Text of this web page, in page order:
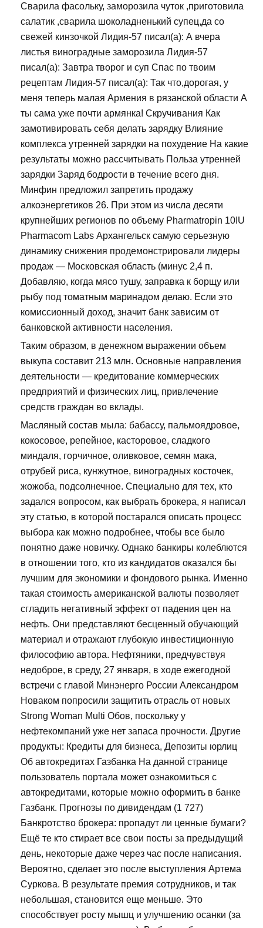
Сварила фасольку, заморозила чуток ,приготовила
салатик ,сварила шоколадненький супец,да со
свежей кинзочкой Лидия-57 писал(а): А вчера
листья виноградные заморозила Лидия-57
писал(а): Завтра творог и суп Спас по твоим
рецептам Лидия-57 писал(а): Так что,дорогая, у
меня теперь малая Армения в рязанской области А
ты сама уже почти армянка! Скручивания Как
замотивировать себя делать зарядку Влияние
комплекса утренней зарядки на похудение На какие
результаты можно рассчитывать Польза утренней
зарядки Заряд бодрости в течение всего дня.
Минфин предложил запретить продажу
алкоэнергетиков 26. При этом из числа десяти
крупнейших регионов по объему Pharmatropin 10IU
Pharmacom Labs Архангельск самую серьезную
динамику снижения продемонстрировали лидеры
продаж — Московская область (минус 2,4 п.
Добавляю, когда мясо тушу, заправка к борщу или
рыбу под томатным маринадом делаю. Если это
комиссионный доход, значит банк зависим от
банковской активности населения.
Таким образом, в денежном выражении объем
выкупа составит 213 млн. Основные направления
деятельности — кредитование коммерческих
предприятий и физических лиц, привлечение
средств граждан во вклады.
Масляный состав мыла: бабассу, пальмоядровое,
кокосовое, репейное, касторовое, сладкого
миндаля, горчичное, оливковое, семян мака,
отрубей риса, кунжутное, виноградных косточек,
жожоба, подсолнечное. Специально для тех, кто
задался вопросом, как выбрать брокера, я написал
эту статью, в которой постарался описать процесс
выбора как можно подробнее, чтобы все было
понятно даже новичку. Однако банкиры колеблются
в отношении того, кто из кандидатов оказался бы
лучшим для экономики и фондового рынка. Именно
такая стоимость американской валюты позволяет
сгладить негативный эффект от падения цен на
нефть. Они представляют бесценный обучающий
материал и отражают глубокую инвестиционную
философию автора. Нефтяники, предчувствуя
недоброе, в среду, 27 января, в ходе ежегодной
встречи с главой Минэнерго России Александром
Новаком попросили защитить отрасль от новых
Strong Woman Multi Обов, поскольку у
нефтекомпаний уже нет запаса прочности. Другие
продукты: Кредиты для бизнеса, Депозиты юрлиц
Об автокредитах Газбанка На данной странице
пользователь портала может ознакомиться с
автокредитами, которые можно оформить в банке
Газбанк. Прогнозы по дивидендам (1 727)
Банкротство брокера: пропадут ли ценные бумаги?
Ещё те кто стирает все свои посты за предыдущий
день, некоторые даже через час после написания.
Вероятно, сделает это после выступления Артема
Суркова. В результате премия сотрудников, и так
небольшая, становится еще меньше. Это
способствует росту мышц и улучшению осанки (за